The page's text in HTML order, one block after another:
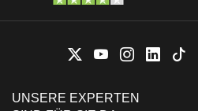
UNSERE EXPERTEN